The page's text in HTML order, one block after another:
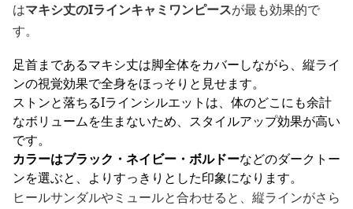
はマキシ丈のIラインキャミワンピースが最も効果的で
す。
足首まであるマキシ丈は脚全体をカバーしながら、縦ライ
ンの視覚効果で全身をほっそりと見せます。
ストンと落ちるIラインシルエットは、体のどこにも余計
なボリュームを生まないため、スタイルアップ効果が高い
です。
カラーはブラック・ネイビー・ボルドーなどのダークトー
ンを選ぶと、よりすっきりとした印象になります。
ヒールサンダルやミュールと合わせると、縦ラインがさら